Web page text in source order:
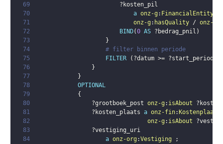
69
?kosten_pil
70
a onz-g : FinancialEntity
71
onz-g : hasQuality / onz-g
72
BIND(0 AS ?bedrag_pnil )
73
}
74
# filter binnen periode
75
FILTER ( ?datum >= ?start_periode
76
}
77
}
78
OPTIONAL
79
{
80
?grootboek_post onz-g : isAbout
81
?kosten_plaats a onz-fin: Kostenplaats
82
onz-g : isAbout
83
?vestiging_uri
84
a onz-org :Vestiging
;